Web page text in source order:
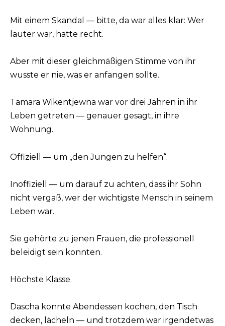
Mit einem Skandal — bitte, da war alles klar: Wer
lauter war, hatte recht.
Aber mit dieser gleichmäßigen Stimme von ihr
wusste er nie, was er anfangen sollte.
Tamara Wikentjewna war vor drei Jahren in ihr
Leben getreten — genauer gesagt, in ihre
Wohnung.
Offiziell — um „den Jungen zu helfen“.
Inoffiziell — um darauf zu achten, dass ihr Sohn
nicht vergaß, wer der wichtigste Mensch in seinem
Leben war.
Sie gehörte zu jenen Frauen, die professionell
beleidigt sein konnten.
Höchste Klasse.
Dascha konnte Abendessen kochen, den Tisch
decken, lächeln — und trotzdem war irgendetwas